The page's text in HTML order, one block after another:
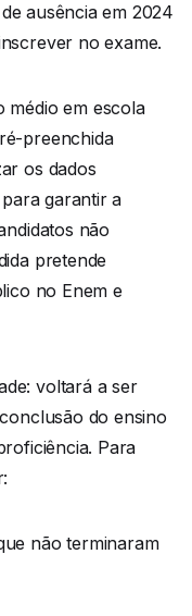
ausência em 2024
no exame.
médio em escola
preenchida
os dados
garantir a
não
pretende
no Enem e
voltará a ser
do ensino
Para
não terminaram